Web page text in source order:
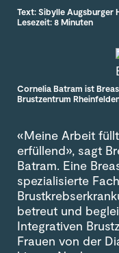
Text: Sibylle Augsburger
Lesezeit: 8 Minuten
Cornelia Batram ist
Brustzentrum
«Meine Arbeit
erfüllend», sagt
Batram. Eine
spezialisierte
betreut und
Integrativen
Frauen von der